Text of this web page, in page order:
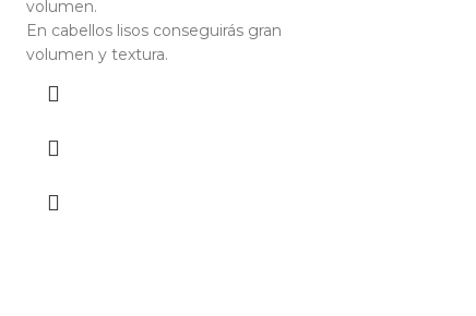
volumen.
En cabellos lisos conseguirás gran
volumen y textura.